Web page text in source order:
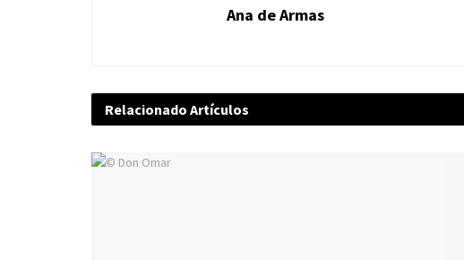
Ana de Armas
Relacionado Artículos